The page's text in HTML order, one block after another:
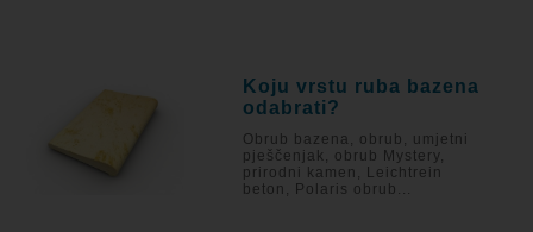
Koju vrstu ruba bazena
odabrati?
Obrub bazena, obrub, umjetni
pješčenjak, obrub Mystery,
prirodni kamen, Leichtrein
beton, Polaris obrub...